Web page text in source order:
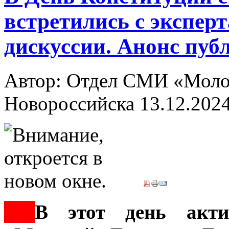
встретились с
дискуссии. Анонс
Автор: Отдел СМИ
Новороссийска
В этот день